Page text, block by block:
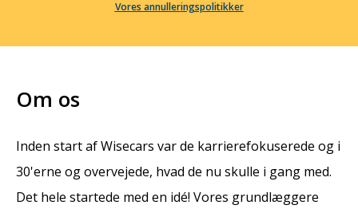
Vores annulleringspolitikker
Om os
Inden start af Wisecars var de karrierefokuserede og i
30'erne og overvejede, hvad de nu skulle i gang med.
Det hele startede med en idé! Vores grundlæggere